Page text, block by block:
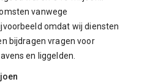
vanwege
omdat wij diensten
bijdragen vragen voor
en liggelden.